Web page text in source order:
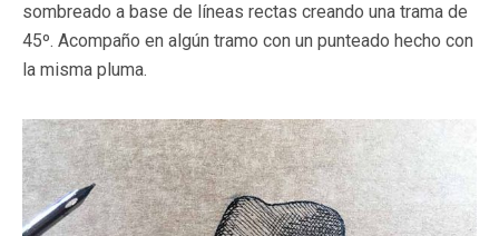
sombreado a base de líneas rectas creando una trama de
45º. Acompaño en algún tramo con un punteado hecho con
la misma pluma.